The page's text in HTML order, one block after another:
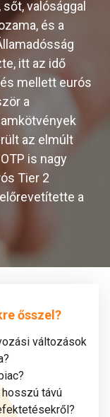
valósággal
és a
itt az idő
mellett eurós
a
az elmúlt
is nagy
Tier 2
a
ősszel?
változások
távú